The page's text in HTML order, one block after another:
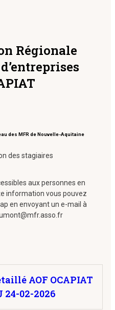
Régionale
des MFR de Nouvelle-Aquitaine
des stagiaires
aux personnes en
information vous pouvez
en envoyant un e-mail à
AOF OCAPIAT
24-02-2026